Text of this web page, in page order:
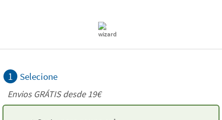
1 Selecione
Envios GRÁTIS desde 19€